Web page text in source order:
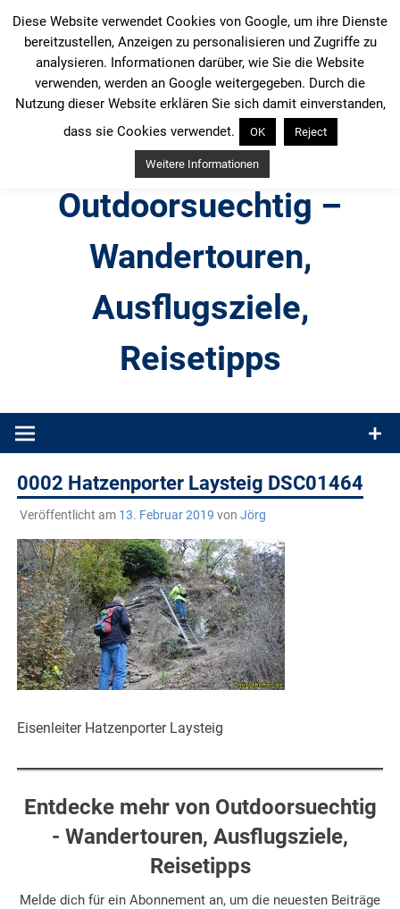
Inhalt
springen
Outdoorsuechtig –
Wandertouren,
Ausflugsziele,
Reisetipps
Produkttests und Buchrezensionen. Ein Blog für alle, die gern
0002 Hatzenporter Laysteig DSC01464
Veröffentlicht am 13. Februar 2019 von Jörg
Eisenleiter Hatzenporter Laysteig
Entdecke mehr von Outdoorsuechtig
- Wandertouren, Ausflugsziele,
Reisetipps
Melde dich für ein Abonnement an, um die neuesten Beiträge
Diese Website verwendet Cookies von Google, um ihre Dienste
bereitzustellen, Anzeigen zu personalisieren und Zugriffe zu
analysieren. Informationen darüber, wie Sie die Website
verwenden, werden an Google weitergegeben. Durch die
Nutzung dieser Website erklären Sie sich damit einverstanden,
dass sie Cookies verwendet.
OK Reject
Weitere Informationen